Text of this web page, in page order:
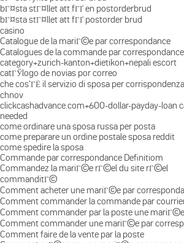
bГ¤sta stГ¤llet att fГҐ en postorderbrud
bГ¤sta stГ¤llet att fГҐ postorder brud
casino
Catalogue de la mariГ©e par correspondance
Catalogues de la commande par correspondance
category+zurich-kanton+dietikon+nepali escort
catГЎlogo de novias por correo
che cos'ГЁ il servizio di sposa per corrispondenza
chnov
clickcashadvance.com+600-dollar-payday-loan
needed
come ordinare una sposa russa per posta
come preparare un ordine postale sposa reddit
come spedire la sposa
Commande par correspondance Definitiom
Commandez la mariГ©e rГ©el du site rГ©el
commanditГ©
Comment acheter une mariГ©e par
Comment commander la commande par
Comment commander par la poste une mariГ©e
Comment commander une mariГ©e par
Comment faire de la vente par la poste